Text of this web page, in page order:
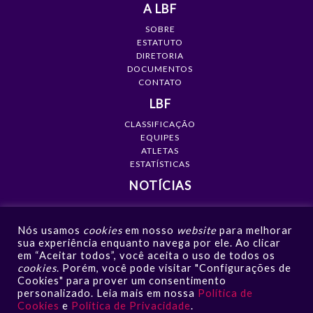
A LBF
SOBRE
ESTATUTO
DIRETORIA
DOCUMENTOS
CONTATO
LBF
CLASSIFICAÇÃO
EQUIPES
ATLETAS
ESTATÍSTICAS
NOTÍCIAS
GALERIAS
VÍDEOS
NOTÍCIAS
CONTATO
Nós usamos cookies em nosso website para melhorar
sua experiência enquanto navega por ele. Ao clicar
em “Aceitar todos”, você aceita o uso de todos os
cookies. Porém, você pode visitar "Configurações de
Cookies" para prover um consentimento
personalizado. Leia mais em nossa Política de
Cookies e Política de Privacidade.